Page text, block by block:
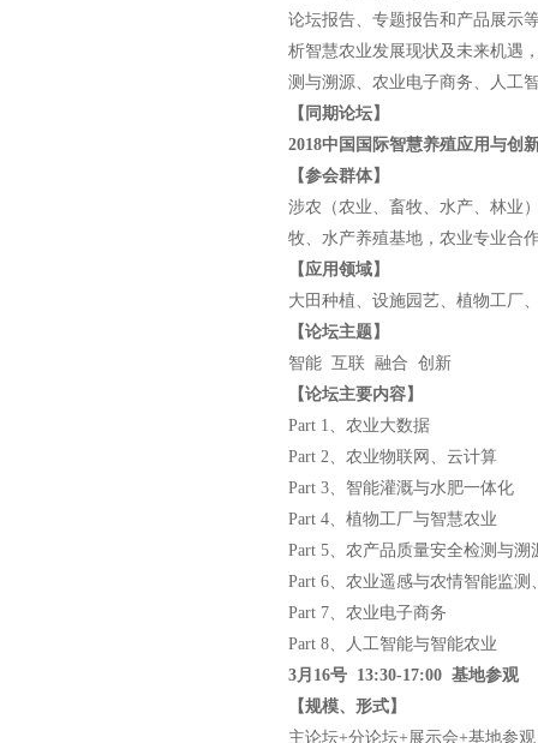
论坛报告、专题报告和产品展示
析智慧农业发展现状及未来机遇
测与溯源、农业电子商务、人工
【同期论坛】
2018中国国际智慧养殖应用与创
【参会群体】
涉农（农业、畜牧、水产、林业
牧、水产养殖基地，农业专业合
【应用领域】
大田种植、设施园艺、植物工厂
【论坛主题】
智能 互联 融合 创新
【论坛主要内容】
Part 1、农业大数据
Part 2、农业物联网、云计算
Part 3、智能灌溉与水肥一体化
Part 4、植物工厂与智慧农业
Part 5、农产品质量安全检测与溯
Part 6、农业遥感与农情智能监测
Part 7、农业电子商务
Part 8、人工智能与智能农业
3月16号 13:30-17:00 基地参观
【规模、形式】
主论坛+分论坛+展示会+基地参观